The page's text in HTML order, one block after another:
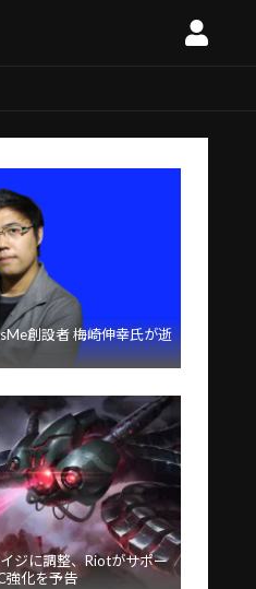
創設者 梅崎伸幸氏が逝
ジに調整、Riotがサポー
強化を予告